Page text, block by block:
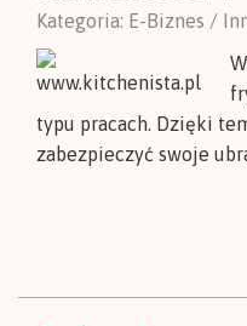
Kategoria: E-Biznes /
typu pracach. Dzięki
zabezpieczyć swoje